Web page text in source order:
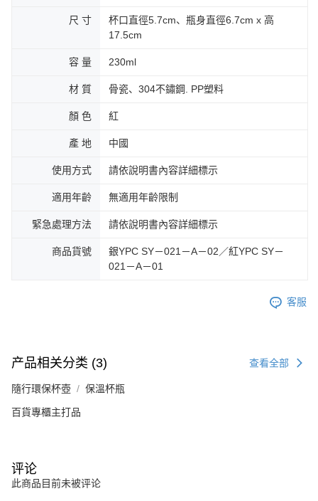
尺 寸
杯口直徑5.7cm、瓶身直徑6.7cm x 高
17.5cm
容 量 230ml
材 質 骨瓷、304不鏽鋼. PP塑料
顏 色 紅
產 地 中國
使用方式 請依說明書內容詳細標示
適用年齡 無適用年齡限制
緊急處理方法 請依說明書內容詳細標示
商品貨號
銀YPC SY－021－A－02／紅YPC SY－
021－A－01
客服
产品相关分类 (3) 查看全部
隨行環保杯壺 保溫杯瓶
百貨專櫃主打品
评论
此商品目前未被评论